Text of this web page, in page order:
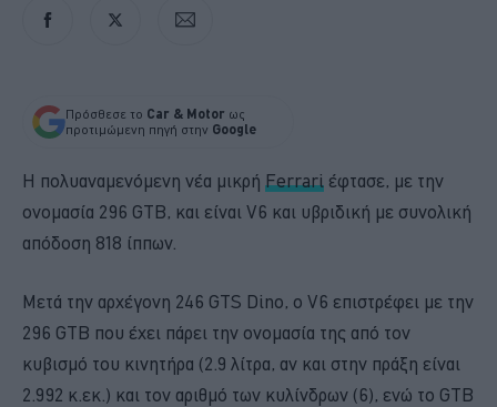
Πρόσθεσε το Car & Motor ως
προτιμώμενη πηγή στην Google
Η πολυαναμενόμενη νέα μικρή Ferrari έφτασε, με την
ονομασία 296 GTB, και είναι V6 και υβριδική με συνολική
απόδοση 818 ίππων.
Μετά την αρχέγονη 246 GTS Dino, ο V6 επιστρέφει με την
296 GTB που έχει πάρει την ονομασία της από τον
κυβισμό του κινητήρα (2.9 λίτρα, αν και στην πράξη είναι
2.992 κ.εκ.) και τον αριθμό των κυλίνδρων (6), ενώ το GTB